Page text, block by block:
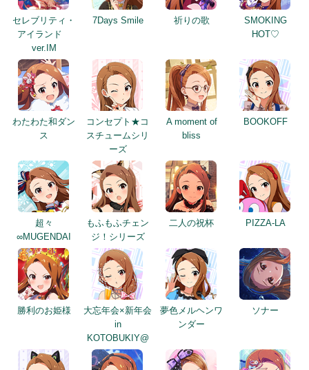
セレブリティ・
アイランド
ver.IM
7Days Smile 祈りの歌
SMOKING
HOT♡
わたわた和ダン
ス
コンセプト★コ
スチュームシリ
ーズ
A moment of
bliss
BOOKOFF
超々
∞MUGENDAI
もふもふチェン
ジ！シリーズ
二人の祝杯 PIZZA-LA
勝利のお姫様
大忘年会×新年会
in
KOTOBUKIY@
夢色メルヘンワ
ンダー
ソナー